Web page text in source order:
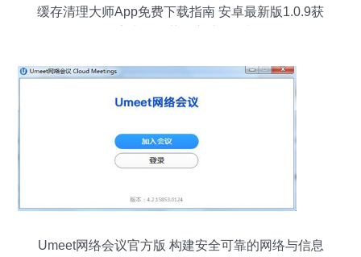
缓存清理大师App免费下载指南 安卓最新版1.0.9获
Umeet网络会议官方版 构建安全可靠的网络与信息